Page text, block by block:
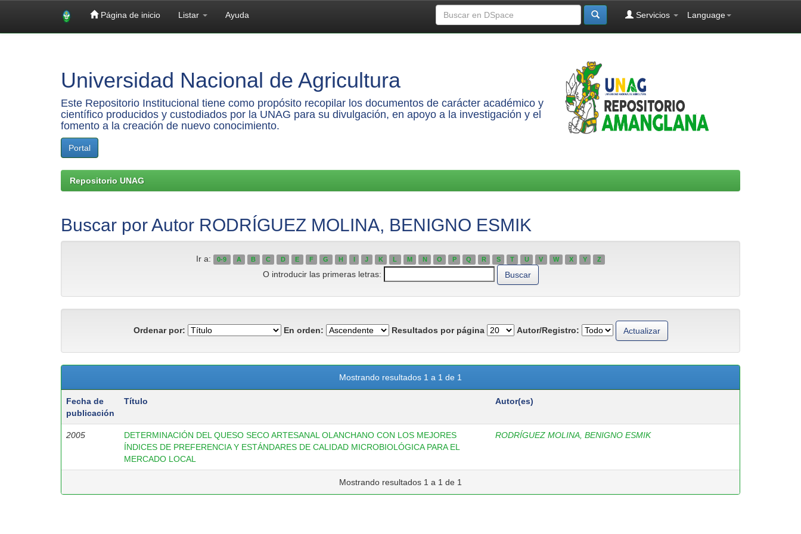
Página de inicio Listar Ayuda Language
Servicios
Universidad Nacional de Agricultura
Este Repositorio Institucional tiene como propósito recopilar los documentos de carácter académico y
científico producidos y custodiados por la UNAG para su divulgación, en apoyo a la investigación y el
fomento a la creación de nuevo conocimiento.
Portal
Repositorio UNAG
Buscar por Autor RODRÍGUEZ MOLINA, BENIGNO ESMIK
Ir a: 0-9 A B C D E F G H I J K L M N O P Q R S T U V W X Y Z
O introducir las primeras letras:
Ordenar por: En orden: Resultados por página Autor/Registro:
Mostrando resultados 1 a 1 de 1
Fecha de
publicación
Título Autor(es)
2005
DETERMINACIÓN DEL QUESO SECO ARTESANAL OLANCHANO CON LOS MEJORES
ÍNDICES DE PREFERENCIA Y ESTÁNDARES DE CALIDAD MICROBIOLÓGICA PARA EL
MERCADO LOCAL
RODRÍGUEZ MOLINA, BENIGNO ESMIK
Mostrando resultados 1 a 1 de 1